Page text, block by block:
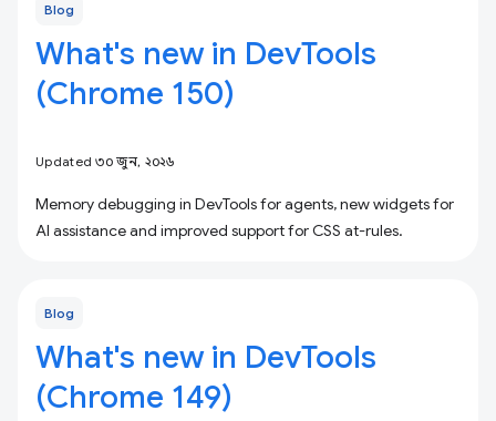
Blog
What's new in DevTools
(Chrome 150)
Updated ৩০ জুন, ২০২৬
Memory debugging in DevTools for agents, new widgets for
AI assistance and improved support for CSS at-rules.
Blog
What's new in DevTools
(Chrome 149)